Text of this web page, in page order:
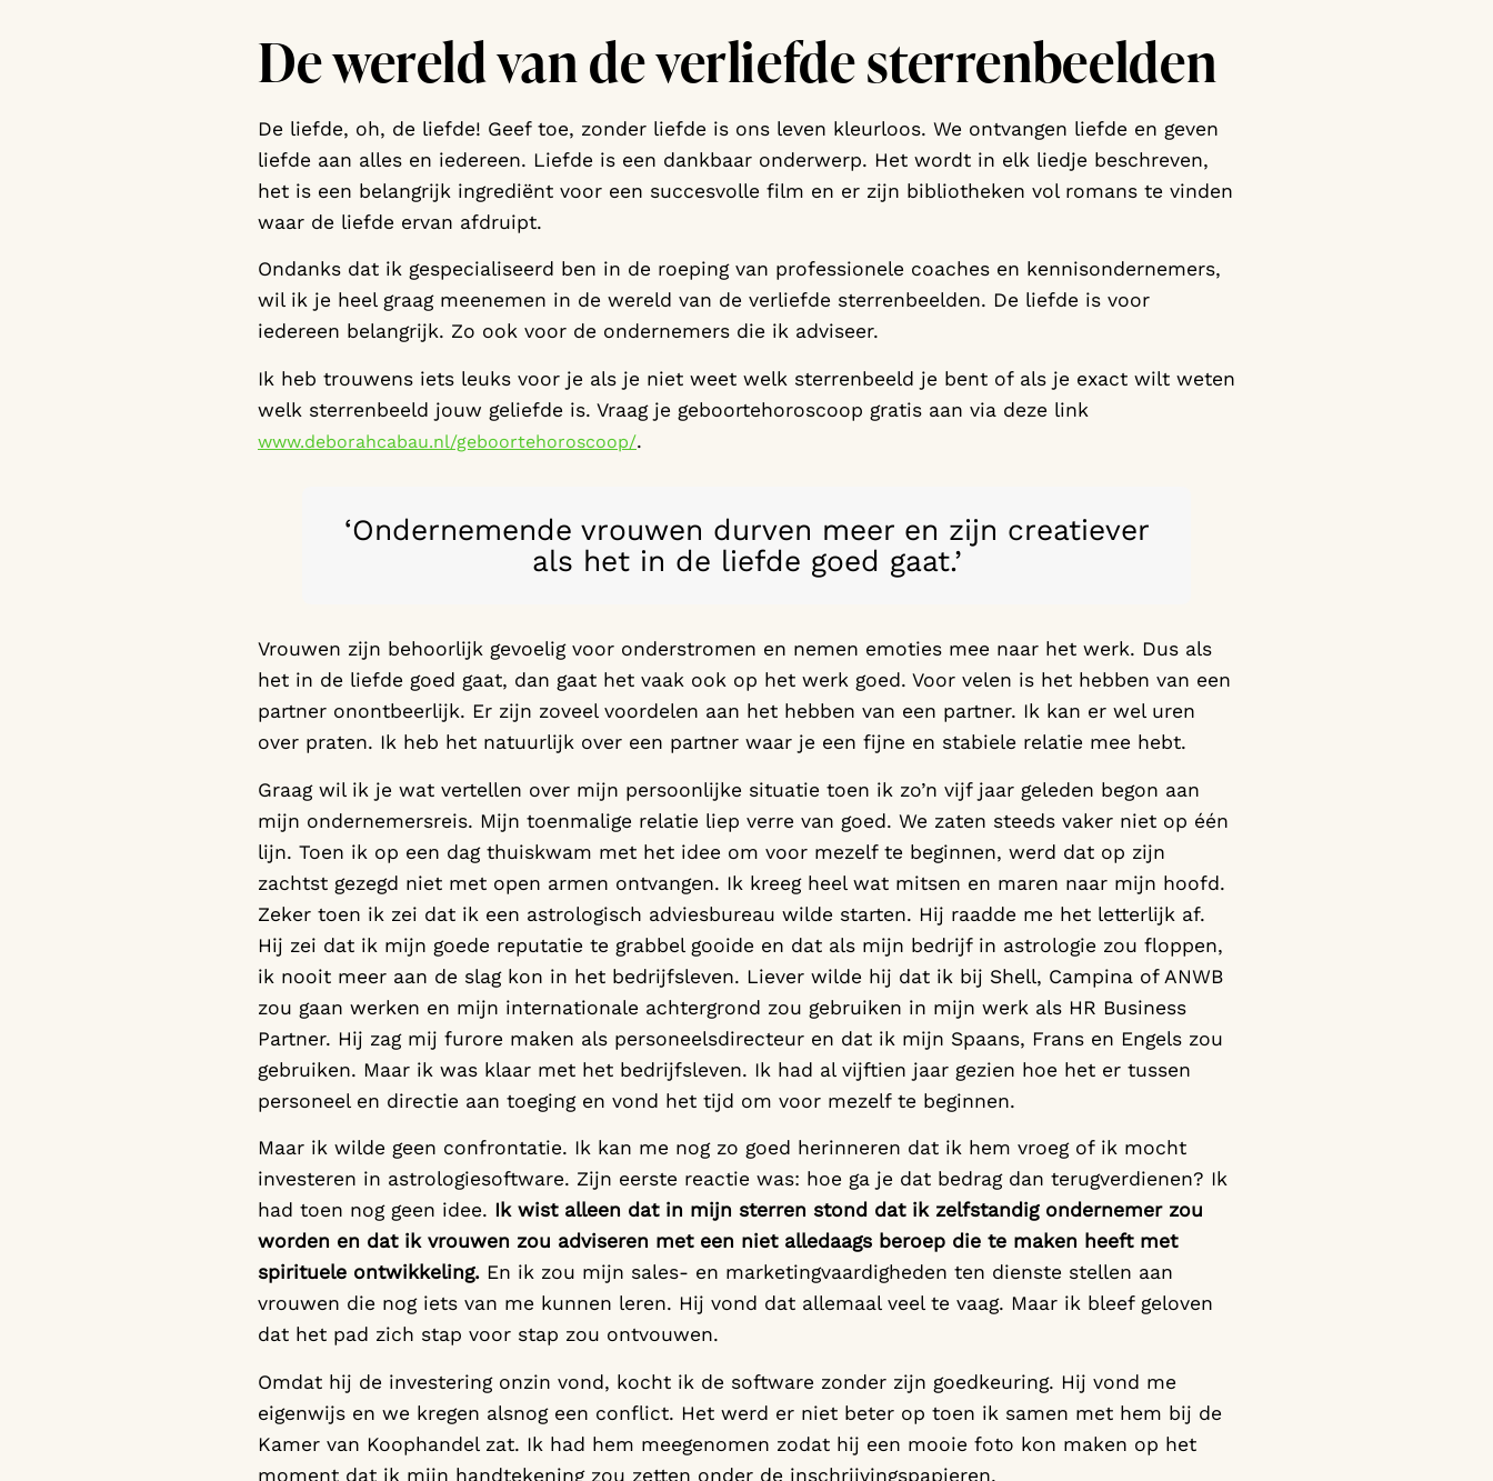
De wereld van de verliefde sterrenbeelden
De liefde, oh, de liefde! Geef toe, zonder liefde is ons leven kleurloos. We ontvangen liefde en geven
liefde aan alles en iedereen. Liefde is een dankbaar onderwerp. Het wordt in elk liedje beschreven,
het is een belangrijk ingrediënt voor een succesvolle film en er zijn bibliotheken vol romans te vinden
waar de liefde ervan afdruipt.
Ondanks dat ik gespecialiseerd ben in de roeping van professionele coaches en kennisondernemers,
wil ik je heel graag meenemen in de wereld van de verliefde sterrenbeelden. De liefde is voor
iedereen belangrijk. Zo ook voor de ondernemers die ik adviseer.
Ik heb trouwens iets leuks voor je als je niet weet welk sterrenbeeld je bent of als je exact wilt weten
welk sterrenbeeld jouw geliefde is. Vraag je geboortehoroscoop gratis aan via deze link
www.deborahcabau.nl/geboortehoroscoop/.
‘Ondernemende vrouwen durven meer en zijn creatiever
als het in de liefde goed gaat.’
Vrouwen zijn behoorlijk gevoelig voor onderstromen en nemen emoties mee naar het werk. Dus als
het in de liefde goed gaat, dan gaat het vaak ook op het werk goed. Voor velen is het hebben van een
partner onontbeerlijk. Er zijn zoveel voordelen aan het hebben van een partner. Ik kan er wel uren
over praten. Ik heb het natuurlijk over een partner waar je een fijne en stabiele relatie mee hebt.
Graag wil ik je wat vertellen over mijn persoonlijke situatie toen ik zo’n vijf jaar geleden begon aan
mijn ondernemersreis. Mijn toenmalige relatie liep verre van goed. We zaten steeds vaker niet op één
lijn. Toen ik op een dag thuiskwam met het idee om voor mezelf te beginnen, werd dat op zijn
zachtst gezegd niet met open armen ontvangen. Ik kreeg heel wat mitsen en maren naar mijn hoofd.
Zeker toen ik zei dat ik een astrologisch adviesbureau wilde starten. Hij raadde me het letterlijk af.
Hij zei dat ik mijn goede reputatie te grabbel gooide en dat als mijn bedrijf in astrologie zou floppen,
ik nooit meer aan de slag kon in het bedrijfsleven. Liever wilde hij dat ik bij Shell, Campina of ANWB
zou gaan werken en mijn internationale achtergrond zou gebruiken in mijn werk als HR Business
Partner. Hij zag mij furore maken als personeelsdirecteur en dat ik mijn Spaans, Frans en Engels zou
gebruiken. Maar ik was klaar met het bedrijfsleven. Ik had al vijftien jaar gezien hoe het er tussen
personeel en directie aan toeging en vond het tijd om voor mezelf te beginnen.
Maar ik wilde geen confrontatie. Ik kan me nog zo goed herinneren dat ik hem vroeg of ik mocht
investeren in astrologiesoftware. Zijn eerste reactie was: hoe ga je dat bedrag dan terugverdienen? Ik
had toen nog geen idee. Ik wist alleen dat in mijn sterren stond dat ik zelfstandig ondernemer zou
worden en dat ik vrouwen zou adviseren met een niet alledaags beroep die te maken heeft met
spirituele ontwikkeling. En ik zou mijn sales- en marketingvaardigheden ten dienste stellen aan
vrouwen die nog iets van me kunnen leren. Hij vond dat allemaal veel te vaag. Maar ik bleef geloven
dat het pad zich stap voor stap zou ontvouwen.
Omdat hij de investering onzin vond, kocht ik de software zonder zijn goedkeuring. Hij vond me
eigenwijs en we kregen alsnog een conflict. Het werd er niet beter op toen ik samen met hem bij de
Kamer van Koophandel zat. Ik had hem meegenomen zodat hij een mooie foto kon maken op het
moment dat ik mijn handtekening zou zetten onder de inschrijvingspapieren.